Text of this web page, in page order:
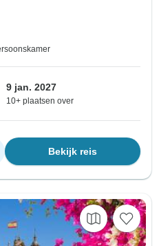
9 jan. 2027
10+ plaatsen over
Bekijk reis